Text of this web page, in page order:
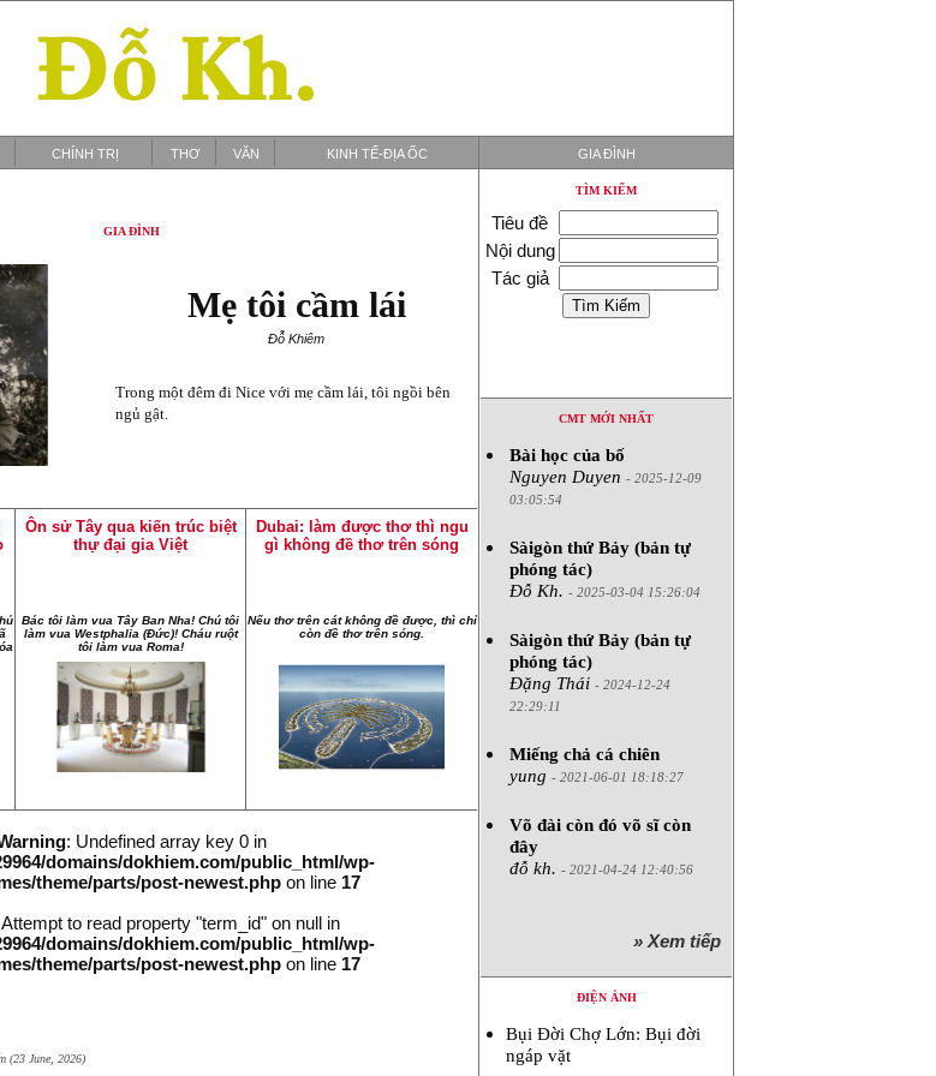
CHÍNH TRỊ THƠ VĂN KINH TẾ-ĐỊA ỐC GIA ĐÌNH
GIA ĐÌNH
Mẹ tôi cầm lái
Đỗ Khiêm
Trong một đêm đi Nice với mẹ cầm lái, tôi ngồi bên
ngủ gật.
Ôn sử Tây qua kiến trúc biệt
thự đại gia Việt
Bác tôi làm vua Tây Ban Nha! Chú tôi
làm vua Westphalia (Đức)! Cháu ruột
tôi làm vua Roma!
Dubai: làm được thơ thì ngu
gì không đề thơ trên sóng
Nếu thơ trên cát không đề được, thì chỉ
còn đề thơ trên sóng.
: Undefined array key 0 in
domains/dokhiem.com/public_html/wp-
theme/parts/post-newest.php on line 17
to read property "term_id" on null in
domains/dokhiem.com/public_html/wp-
theme/parts/post-newest.php on line 17
(23 June, 2026)
TÌM KIẾM
Tiêu đề
Nội dung
Tác giả
CMT MỚI NHẤT
Bài học của bố
Nguyen Duyen - 2025-12-09
03:05:54
Sàigòn thứ Bảy (bản tự
phóng tác)
Đỗ Kh. - 2025-03-04 15:26:04
Sàigòn thứ Bảy (bản tự
phóng tác)
Đặng Thái - 2024-12-24
22:29:11
Miếng chả cá chiên
yung - 2021-06-01 18:18:27
Võ đài còn đó võ sĩ còn
đây
đỗ kh. - 2021-04-24 12:40:56
» Xem tiếp
ĐIỆN ẢNH
Bụi Đời Chợ Lớn: Bụi đời
ngáp vặt